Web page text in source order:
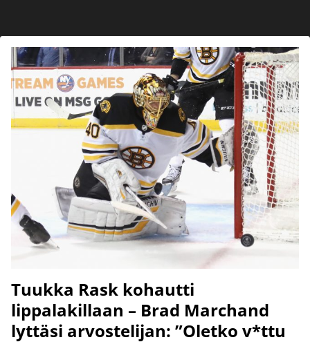
Tuukka Rask kohautti
lippalakillaan – Brad Marchand
lyttäsi arvostelijan: ”Oletko v*ttu